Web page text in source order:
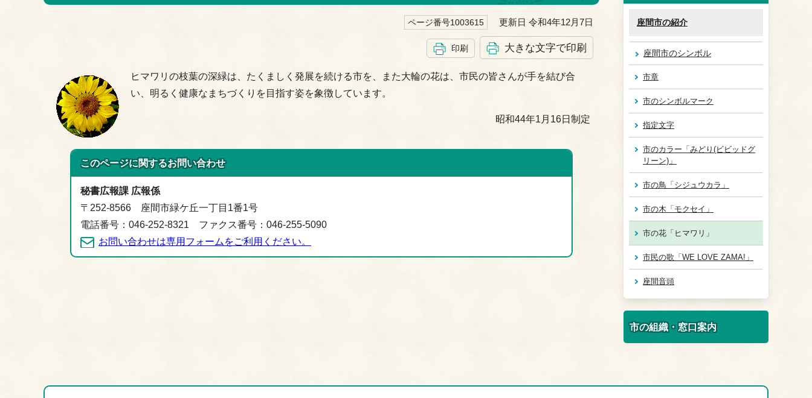
ページ番号1003615 更新日 令和4年12月7日
印刷 大きな文字で印刷
ヒマワリの枝葉の深緑は、たくましく発展を続ける市を、また大輪の花は、市民の皆さんが手を結び合
い、明るく健康なまちづくりを目指す姿を象徴しています。
昭和44年1月16日制定
このページに関するお問い合わせ
秘書広報課 広報係
〒252-8566 座間市緑ケ丘一丁目1番1号
電話番号：046-252-8321 ファクス番号：046-255-5090
お問い合わせは専用フォームをご利用ください。
座間市の紹介
座間市のシンボル
市章
市のシンボルマーク
指定文字
市のカラー「みどり(ビビッドグ
リーン)」
市の鳥「シジュウカラ」
市の木「モクセイ」
市の花「ヒマワリ」
市民の歌「WE LOVE ZAMA!」
座間音頭
市の組織・窓口案内